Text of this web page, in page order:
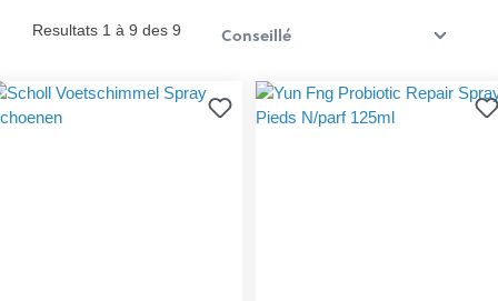
Resultats 1 à 9 des 9